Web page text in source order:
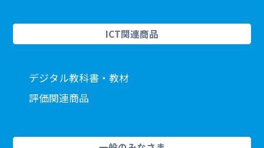
ICT関連商品
デジタル教科書・教材
評価関連商品